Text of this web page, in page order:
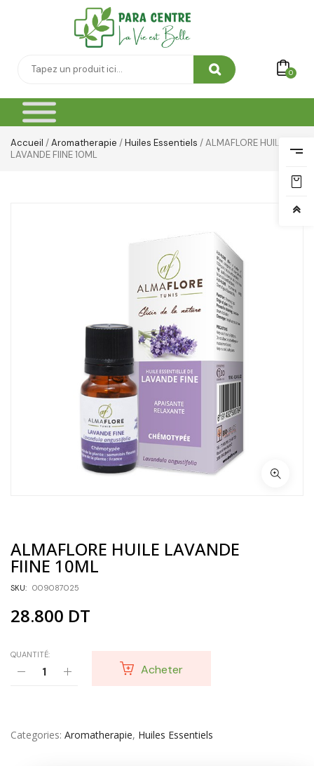
0
Accueil /Aromatherapie /Huiles Essentiels / ALMAFLORE HUILE
LAVANDE FIINE 10ML
ALMAFLORE HUILE LAVANDE
FIINE 10ML
SKU: 009087025
28.800 DT
QUANTITÉ:
Acheter
Categories Aromatherapie, Huiles Essentiels